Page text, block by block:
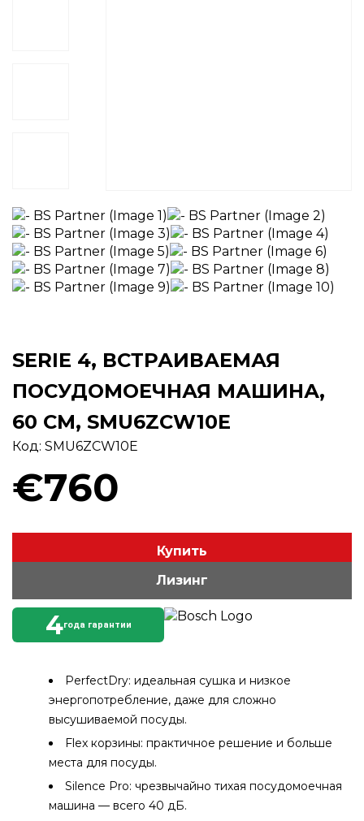
SERIE 4, ВСТРАИВАЕМАЯ
ПОСУДОМОЕЧНАЯ МАШИНА,
60 СМ, SMU6ZCW10E
Код: SMU6ZCW10E
€760
Купить
4года гарантии
Лизинг
PerfectDry: идеальная сушка и низкое
энергопотребление, даже для сложно
высушиваемой посуды.
Flex корзины: практичное решение и больше
места для посуды.
Silence Pro: чрезвычайно тихая посудомоечная
машина — всего 40 дБ.